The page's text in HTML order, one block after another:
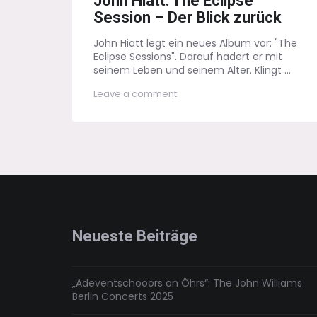
Session – Der Blick zurück
John Hiatt legt ein neues Album vor: "The
Eclipse Sessions". Darauf hadert er mit
seinem Leben und seinem Alter. Klingt ...
Leave a commenton
Neueste Beiträge
„Adeventschööörs on Öhrs“: The John Williams
Berlin Concerts 2025